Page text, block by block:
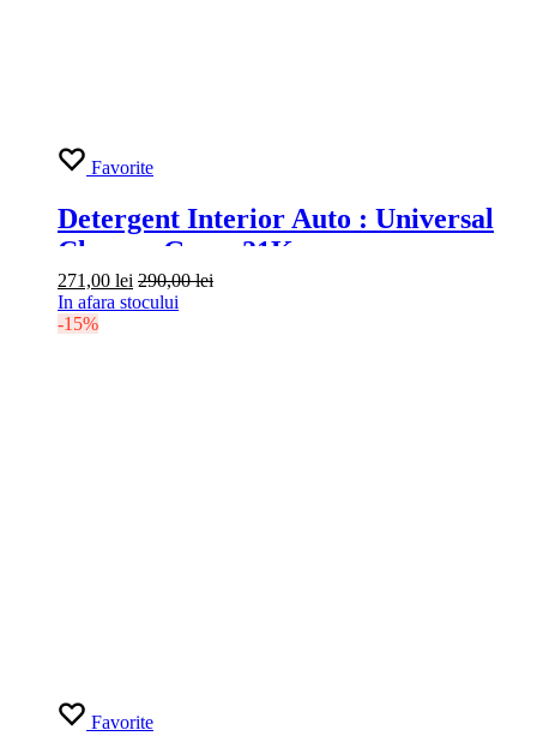
Favorite
Detergent Interior Auto : Universal
Cleaner Grass 21Kg
271,00 lei 290,00lei
In afara stocului
-15%
Favorite